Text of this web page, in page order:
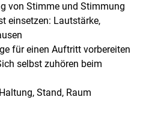
von Stimme und Stimmung
einsetzen: Lautstärke,
für einen Auftritt vorbereiten
selbst zuhören beim
Stand, Raum